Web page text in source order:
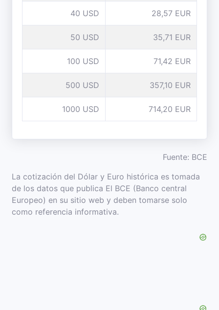
40 USD 28,57 EUR
50 USD 35,71 EUR
100 USD 71,42 EUR
500 USD 357,10 EUR
1000 USD 714,20 EUR
Fuente: BCE
La cotización del Dólar y Euro histórica es tomada
de los datos que publica El BCE (Banco central
Europeo) en su sitio web y deben tomarse solo
como referencia informativa.